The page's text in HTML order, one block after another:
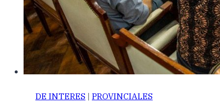
DE INTERES | PROVINCIALES